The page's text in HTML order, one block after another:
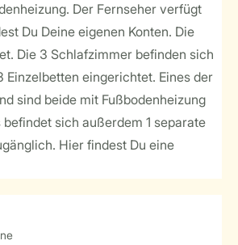
Der Fernseher verfügt
Du Deine eigenen Konten. Die
Die 3 Schlafzimmer befinden sich
eingerichtet. Eines der
sind beide mit Fußbodenheizung
sich außerdem 1 separate
Hier findest Du eine